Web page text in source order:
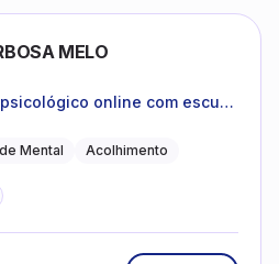
MELO
online com escuta
Mental Acolhimento